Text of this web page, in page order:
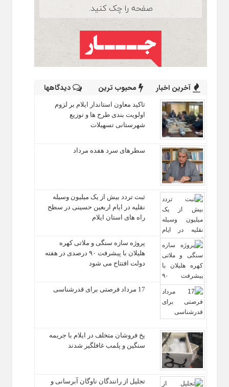
آخرین اخبار محبوب ترین دیدگاهها
تاکید معاون استاندار ایلام بر لزوم
اولویت‌ بندی طرح‌ ها و توزیع
شهرستانی تسهیلات
سطرهای سرد هفده مرداد
ثبت تردد بیش از یک میلیون وسیله
نقلیه در ایام اربعین حسینی در سطح
راه‌ های استان ایلام
پروژه سازه سنگی و ملاتی کهره
هلیلان با پیشرفت ۹۰ درصدی در هفته
دولت افتتاح می شود
17 مرداد فرصتی برای قدرشناسی
یخ‌ فروشان متخلف در ایلام با جریمه
سنگین و پلمب غافلگیر شدند
تجلیل از رانندگان ناوگان آبرسانی و